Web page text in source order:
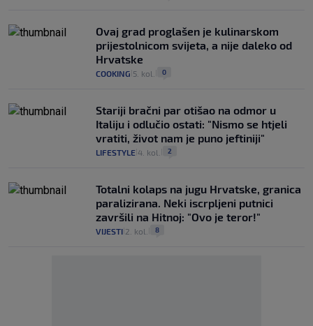
Ovaj grad proglašen je kulinarskom
prijestolnicom svijeta, a nije daleko od
Hrvatske
COOKING 5. kol. 0
Stariji bračni par otišao na odmor u
Italiju i odlučio ostati: "Nismo se htjeli
vratiti, život nam je puno jeftiniji"
LIFESTYLE 4. kol. 2
Totalni kolaps na jugu Hrvatske, granica
paralizirana. Neki iscrpljeni putnici
završili na Hitnoj: "Ovo je teror!"
VIJESTI 2. kol. 8